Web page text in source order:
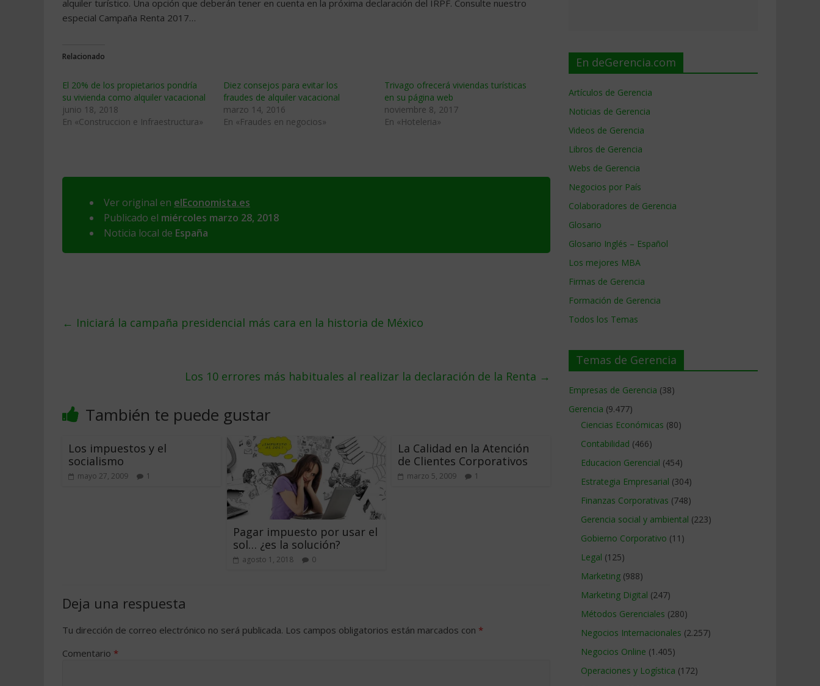
alquiler turístico. Una opción que deberán tener en cuenta en la próxima declaración del IRPF. Consulte nuestro
especial Campaña Renta 2017…
Relacionado
El 20% de los propietarios pondría
su vivienda como alquiler vacacional
junio 18, 2018
En «Construccion e Infraestructura»
Diez consejos para evitar los
fraudes de alquiler vacacional
marzo 14, 2016
En «Fraudes en negocios»
Trivago ofrecerá viviendas turísticas
en su página web
noviembre 8, 2017
En «Hoteleria»
Ver original en elEconomista.es
Publicado el miércoles marzo 28, 2018
Noticia local de España
← Iniciará la campaña presidencial más cara en la historia de México
Los 10 errores más habituales al realizar la declaración de la Renta →
También te puede gustar
Los impuestos y el
socialismo
mayo 27, 2009 1
Pagar impuesto por usar el
sol… ¿es la solución?
agosto 1, 2018 0
La Calidad en la Atención
de Clientes Corporativos
marzo 5, 2009 1
Deja una respuesta
Tu dirección de correo electrónico no será publicada. Los campos obligatorios están marcados con *
Comentario *
En deGerencia.com
Artículos de Gerencia
Noticias de Gerencia
Videos de Gerencia
Libros de Gerencia
Webs de Gerencia
Negocios por País
Colaboradores de Gerencia
Glosario
Glosario Inglés – Español
Los mejores MBA
Firmas de Gerencia
Formación de Gerencia
Todos los Temas
Temas de Gerencia
Empresas de Gerencia (38)
Gerencia (9.477)
Ciencias Económicas (80)
Contabilidad (466)
Educacion Gerencial (454)
Estrategia Empresarial (304)
Finanzas Corporativas (748)
Gerencia social y ambiental (223)
Gobierno Corporativo (11)
Legal (125)
Marketing (988)
Marketing Digital (247)
Métodos Gerenciales (280)
Negocios Internacionales (2.257)
Negocios Online (1.405)
Operaciones y Logística (172)